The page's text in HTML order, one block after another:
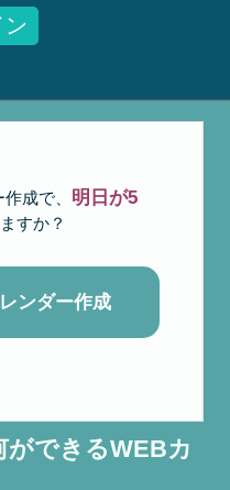
ン
成で、 明日が5
すか？
ンダー作成
ができるWEBカ